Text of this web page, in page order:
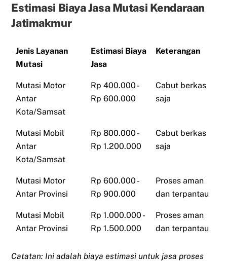
Estimasi Biaya Jasa Mutasi Kendaraan
Jatimakmur
Jenis Layanan
Mutasi
Estimasi Biaya
Jasa
Keterangan
Mutasi Motor
Antar
Kota/Samsat
Rp 400.000 -
Rp 600.000
Cabut berkas
saja
Mutasi Mobil
Antar
Kota/Samsat
Rp 800.000 -
Rp 1.200.000
Cabut berkas
saja
Mutasi Motor
Antar Provinsi
Rp 600.000 -
Rp 900.000
Proses aman
dan terpantau
Mutasi Mobil
Antar Provinsi
Rp 1.000.000 -
Rp 1.500.000
Proses aman
dan terpantau
Catatan: Ini adalah biaya estimasi untuk jasa proses